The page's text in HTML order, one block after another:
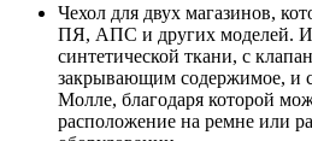
Чехол для двух магазинов,
ПЯ, АПС и других моделей.
синтетической ткани, с
закрывающим содержимое, и
Молле, благодаря которой
расположение на ремне или